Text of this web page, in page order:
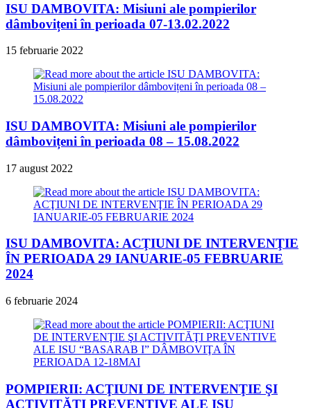
ISU DAMBOVITA: Misiuni ale pompierilor
dâmbovițeni în perioada 07-13.02.2022
15 februarie 2022
ISU DAMBOVITA: Misiuni ale pompierilor
dâmbovițeni în perioada 08 – 15.08.2022
17 august 2022
ISU DAMBOVITA: ACŢIUNI DE INTERVENŢIE
ÎN PERIOADA 29 IANUARIE-05 FEBRUARIE
2024
6 februarie 2024
POMPIERII: ACŢIUNI DE INTERVENŢIE ŞI
ACTIVITĂŢI PREVENTIVE ALE ISU